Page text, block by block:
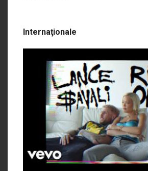
Internaţionale